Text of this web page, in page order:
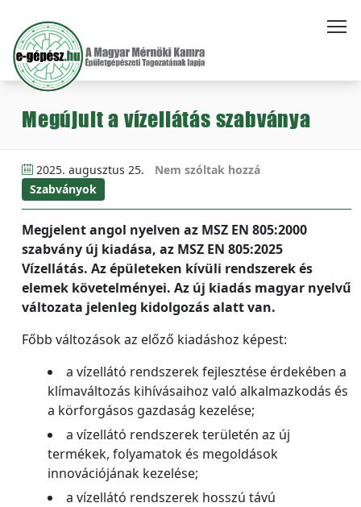
Megújult a vízellátás szabványa
2025. augusztus 25.
Nem szóltak hozzá
Szabványok
Megjelent angol nyelven az MSZ EN 805:2000
szabvány új kiadása, az MSZ EN 805:2025
Vízellátás. Az épületeken kívüli rendszerek és
elemek követelményei. Az új kiadás magyar nyelvű
változata jelenleg kidolgozás alatt van.
Főbb változások az előző kiadáshoz képest:
a vízellátó rendszerek fejlesztése érdekében a
klímaváltozás kihívásaihoz való alkalmazkodás és
a körforgásos gazdaság kezelése;
a vízellátó rendszerek területén az új
termékek, folyamatok és megoldások
innovációjának kezelése;
a vízellátó rendszerek hosszú távú